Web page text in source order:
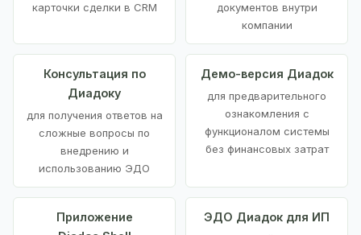
карточки сделки в CRM
документов внутри
компании
Консультация по
Диадоку
для получения ответов на
сложные вопросы по
внедрению и
использованию ЭДО
Демо-версия Диадок
для предварительного
ознакомления с
функционалом системы
без финансовых затрат
Приложение
ЭДО Диадок для ИП